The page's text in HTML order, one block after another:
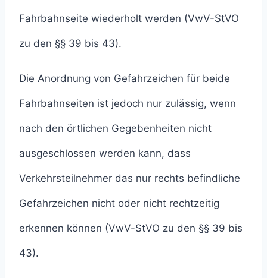
Fahrbahnseite wiederholt werden (VwV-StVO
zu den §§ 39 bis 43).
Die Anordnung von Gefahrzeichen für beide
Fahrbahnseiten ist jedoch nur zulässig, wenn
nach den örtlichen Gegebenheiten nicht
ausgeschlossen werden kann, dass
Verkehrsteilnehmer das nur rechts befindliche
Gefahrzeichen nicht oder nicht rechtzeitig
erkennen können (VwV-StVO zu den §§ 39 bis
43).